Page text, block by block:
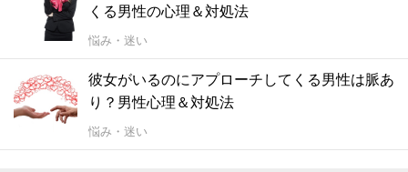
くる男性の心理＆対処法
悩み・迷い
彼女がいるのにアプローチしてくる男性は脈あ
り？男性心理＆対処法
悩み・迷い